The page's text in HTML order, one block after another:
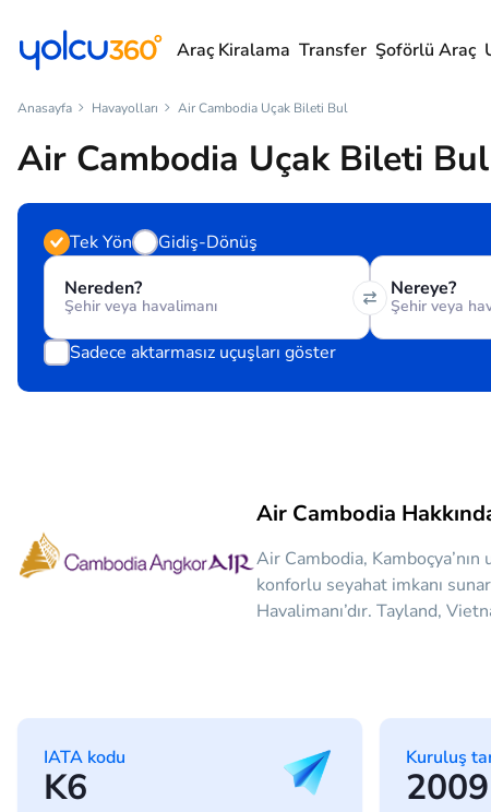
Araç Kiralama Transfer Şoförlü Araç
Anasayfa Havayolları Air Cambodia Uçak Bileti Bul
Air Cambodia Uçak Bileti Bul
Tek Yön
Gidiş-Dönüş
Nereden?
Nereye?
Sadece aktarmasız uçuşları göster
Air Cambodia
Air Cambodia,
konforlu seyahat imkanı
Havalimanı’dır. Tayland,
IATA kodu
K6
Kuruluş
2009